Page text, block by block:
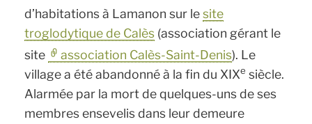
d’habitations à Lamanon sur lesite
troglodytique de Calès (association gérant le
site
association Calès-Saint-Denis). Le
village a été abandonné à la fin du XIXe siècle.
Alarmée par la mort de quelques-uns de ses
membres ensevelis dans leur demeure